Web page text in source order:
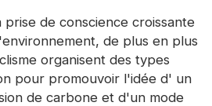
le noir.
industriel
prise de conscience croissante
de plus en plus
organisent des types
pour promouvoir l'idée d' un
de carbone et d'un mode